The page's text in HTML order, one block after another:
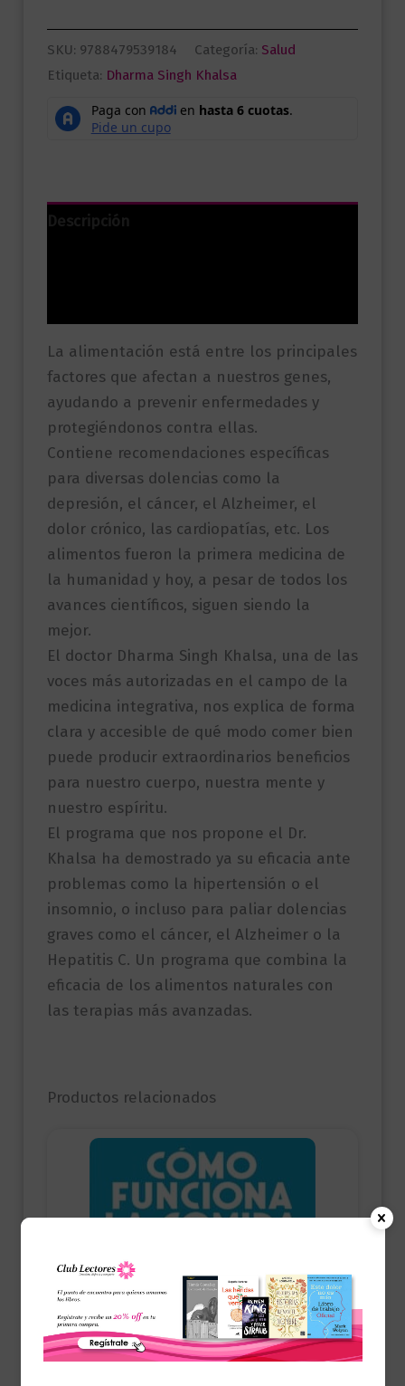
SKU: 9788479539184 Categoría: Salud
Etiqueta: Dharma Singh Khalsa
Descripción
La alimentación está entre los principales
factores que afectan a nuestros genes,
ayudando a prevenir enfermedades y
protegiéndonos contra ellas.
Contiene recomendaciones específicas
para diversas dolencias como la
depresión, el cáncer, el Alzheimer, el
dolor crónico, las cardiopatías, etc. Los
alimentos fueron la primera medicina de
la humanidad y hoy, a pesar de todos los
avances científicos, siguen siendo la
mejor.
El doctor Dharma Singh Khalsa, una de las
voces más autorizadas en el campo de la
medicina integrativa, nos explica de forma
clara y accesible de qué modo comer bien
puede producir extraordinarios beneficios
para nuestro cuerpo, nuestra mente y
nuestro espíritu.
El programa que nos propone el Dr.
Khalsa ha demostrado ya su eficacia ante
problemas como la hipertensión o el
insomnio, o incluso para paliar dolencias
graves como el cáncer, el Alzheimer o la
Hepatitis C. Un programa que combina la
eficacia de los alimentos naturales con
las terapias más avanzadas.
Productos relacionados